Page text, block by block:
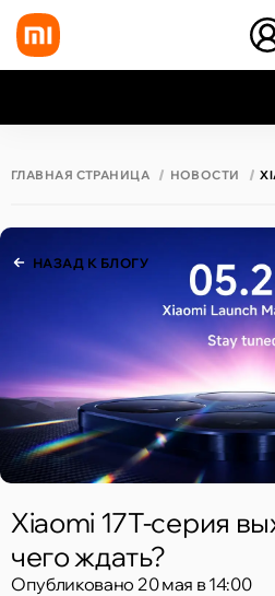
ГЛАВНАЯ СТРАНИЦА НОВОСТИ
НАЗАД К БЛОГУ
Xiaomi 17T-серия
чего ждать?
Опубликовано 20 мая в 14:00